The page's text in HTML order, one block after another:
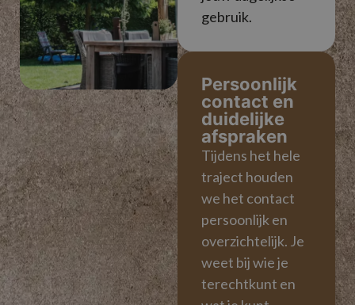
gebruik.
Persoonlijk
contact en
duidelijke
afspraken
Tijdens het hele
traject houden
we het contact
persoonlijk en
overzichtelijk. Je
weet bij wie je
terechtkunt en